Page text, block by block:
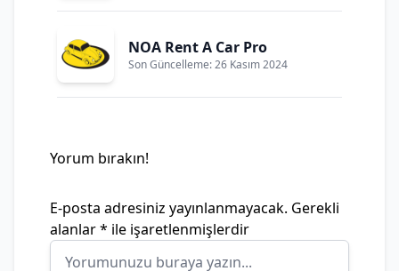
NOA Rent A Car Pro
Son Güncelleme: 26 Kasım 2024
Yorum bırakın!
E-posta adresiniz yayınlanmayacak. Gerekli
alanlar* ile işaretlenmişlerdir